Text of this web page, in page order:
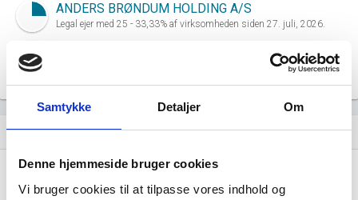
Samtykke Detaljer Om
Denne hjemmeside bruger cookies
Vi bruger cookies til at tilpasse vores indhold og
ANDERS BRØNDUM HOLDING A/S
Legal ejer med 25 - 33,33% af virksomheden siden 27. juli, 2026.
Legal ejer med 66,66 - 89,99% af virksomheden siden 27. juli,
dashboard Virksomhedens datterselskaber
location_city FORMA SYSTEM ApS
Astrupvej 1, 8620 Kjellerup